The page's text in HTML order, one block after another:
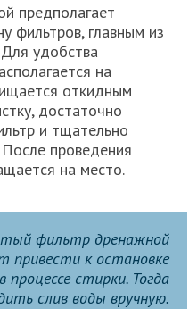
предполагает
фильтров, главным из
удобства
на
откидным
достаточно
и тщательно
проведения
на место.
фильтр дренажной
привести к остановке
процессе стирки. Тогда
слив воды вручную.